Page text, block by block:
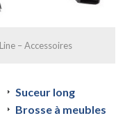
– Accessoires
Suceur long
Brosse à meubles